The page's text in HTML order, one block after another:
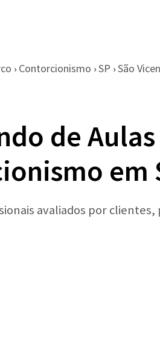
› Contorcionismo › SP › São
de
em
avaliados por